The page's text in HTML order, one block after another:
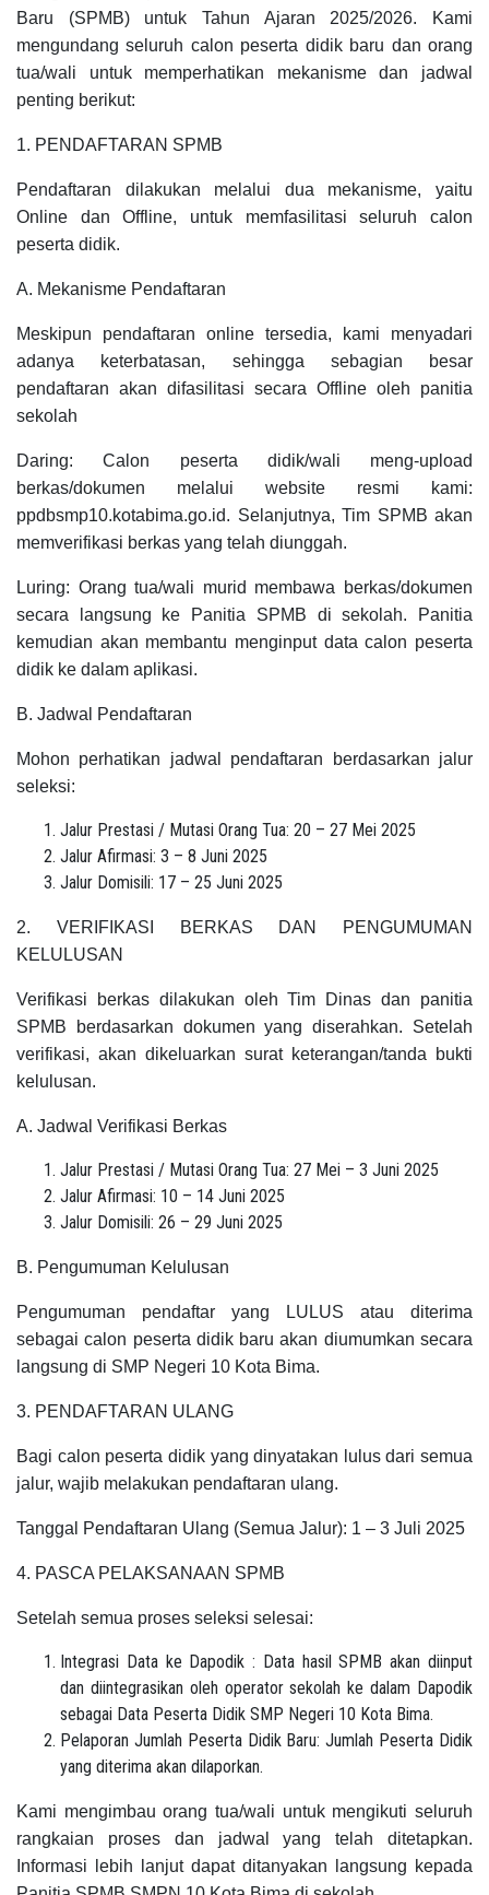
Baru (SPMB) untuk Tahun Ajaran 2025/2026. Kami
mengundang seluruh calon peserta didik baru dan orang
tua/wali untuk memperhatikan mekanisme dan jadwal
penting berikut:
1. PENDAFTARAN SPMB
Pendaftaran dilakukan melalui dua mekanisme, yaitu
Online dan Offline, untuk memfasilitasi seluruh calon
peserta didik.
A. Mekanisme Pendaftaran
Meskipun pendaftaran online tersedia, kami menyadari
adanya keterbatasan, sehingga sebagian besar
pendaftaran akan difasilitasi secara Offline oleh panitia
sekolah
Daring: Calon peserta didik/wali meng-upload
berkas/dokumen melalui website resmi kami:
ppdbsmp10.kotabima.go.id. Selanjutnya, Tim SPMB akan
memverifikasi berkas yang telah diunggah.
Luring: Orang tua/wali murid membawa berkas/dokumen
secara langsung ke Panitia SPMB di sekolah. Panitia
kemudian akan membantu menginput data calon peserta
didik ke dalam aplikasi.
B. Jadwal Pendaftaran
Mohon perhatikan jadwal pendaftaran berdasarkan jalur
seleksi:
Jalur Prestasi / Mutasi Orang Tua: 20 – 27 Mei 2025
Jalur Afirmasi: 3 – 8 Juni 2025
Jalur Domisili: 17 – 25 Juni 2025
2. VERIFIKASI BERKAS DAN PENGUMUMAN
KELULUSAN
Verifikasi berkas dilakukan oleh Tim Dinas dan panitia
SPMB berdasarkan dokumen yang diserahkan. Setelah
verifikasi, akan dikeluarkan surat keterangan/tanda bukti
kelulusan.
A. Jadwal Verifikasi Berkas
Jalur Prestasi / Mutasi Orang Tua: 27 Mei – 3 Juni 2025
Jalur Afirmasi: 10 – 14 Juni 2025
Jalur Domisili: 26 – 29 Juni 2025
B. Pengumuman Kelulusan
Pengumuman pendaftar yang LULUS atau diterima
sebagai calon peserta didik baru akan diumumkan secara
langsung di SMP Negeri 10 Kota Bima.
3. PENDAFTARAN ULANG
Bagi calon peserta didik yang dinyatakan lulus dari semua
jalur, wajib melakukan pendaftaran ulang.
Tanggal Pendaftaran Ulang (Semua Jalur): 1 – 3 Juli 2025
4. PASCA PELAKSANAAN SPMB
Setelah semua proses seleksi selesai:
Integrasi Data ke Dapodik : Data hasil SPMB akan diinput
dan diintegrasikan oleh operator sekolah ke dalam Dapodik
sebagai Data Peserta Didik SMP Negeri 10 Kota Bima.
Pelaporan Jumlah Peserta Didik Baru: Jumlah Peserta Didik
yang diterima akan dilaporkan.
Kami mengimbau orang tua/wali untuk mengikuti seluruh
rangkaian proses dan jadwal yang telah ditetapkan.
Informasi lebih lanjut dapat ditanyakan langsung kepada